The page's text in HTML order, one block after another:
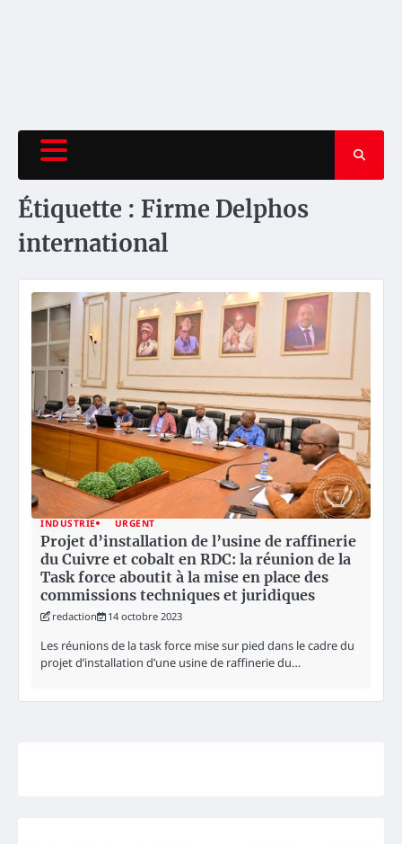
Étiquette : Firme Delphos
international
INDUSTRIE URGENT
Projet d’installation de l’usine de raffinerie
du Cuivre et cobalt en RDC: la réunion de la
Task force aboutit à la mise en place des
commissions techniques et juridiques
redaction 14 octobre 2023
Les réunions de la task force mise sur pied dans le cadre du
projet d’installation d’une usine de raffinerie du…